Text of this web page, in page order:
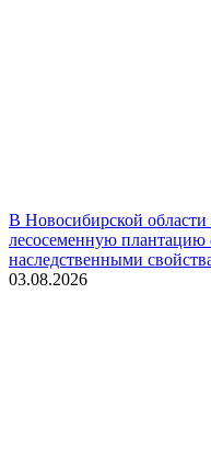
В Новосибирской
лесосеменную
наследственными
03.08.2026